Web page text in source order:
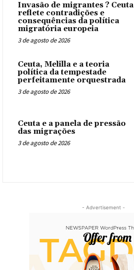
Invasão de migrantes ? Ceuta
reflete contradições e
consequências da política
migratória europeia
3 de agosto de 2026
Ceuta, Melilla e a teoria
política da tempestade
perfeitamente orquestrada
3 de agosto de 2026
Ceuta e a panela de pressão
das migrações
3 de agosto de 2026
- Advertisement -